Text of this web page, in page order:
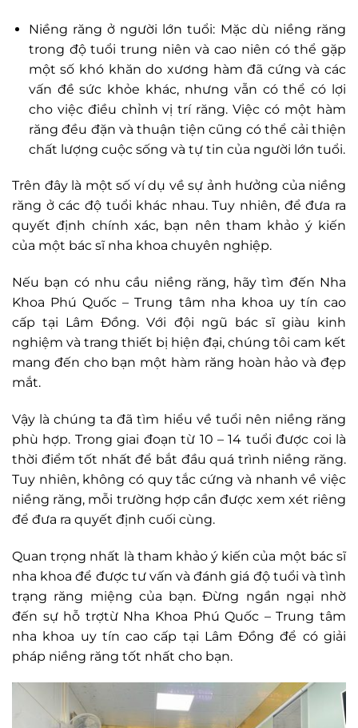
Niềng răng ở người lớn tuổi: Mặc dù niềng răng
trong độ tuổi trung niên và cao niên có thể gặp
một số khó khăn do xương hàm đã cứng và các
vấn đề sức khỏe khác, nhưng vẫn có thể có lợi
cho việc điều chỉnh vị trí răng. Việc có một hàm
răng đều đặn và thuận tiện cũng có thể cải thiện
chất lượng cuộc sống và tự tin của người lớn tuổi.
Trên đây là một số ví dụ về sự ảnh hưởng của niềng
răng ở các độ tuổi khác nhau. Tuy nhiên, để đưa ra
quyết định chính xác, bạn nên tham khảo ý kiến
của một bác sĩ nha khoa chuyên nghiệp.
Nếu bạn có nhu cầu niềng răng, hãy tìm đến Nha
Khoa Phú Quốc – Trung tâm nha khoa uy tín cao
cấp tại Lâm Đồng. Với đội ngũ bác sĩ giàu kinh
nghiệm và trang thiết bị hiện đại, chúng tôi cam kết
mang đến cho bạn một hàm răng hoàn hảo và đẹp
mắt.
Vậy là chúng ta đã tìm hiểu về tuổi nên niềng răng
phù hợp. Trong giai đoạn từ 10 – 14 tuổi được coi là
thời điểm tốt nhất để bắt đầu quá trình niềng răng.
Tuy nhiên, không có quy tắc cứng và nhanh về việc
niềng răng, mỗi trường hợp cần được xem xét riêng
để đưa ra quyết định cuối cùng.
Quan trọng nhất là tham khảo ý kiến của một bác sĩ
nha khoa để được tư vấn và đánh giá độ tuổi và tình
trạng răng miệng của bạn. Đừng ngần ngại nhờ
đến sự hỗ trợtừ Nha Khoa Phú Quốc – Trung tâm
nha khoa uy tín cao cấp tại Lâm Đồng để có giải
pháp niềng răng tốt nhất cho bạn.